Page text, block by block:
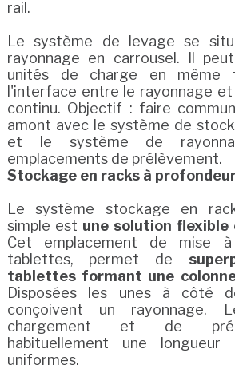
rail.
Le système de levage se
rayonnage en carrousel. Il
unités de charge en même
l'interface entre le rayonnage
continu. Objectif : faire
amont avec le système de
et le système de
emplacements de prélèvement.
Stockage en racks à
Le système stockage en
simple est une solution
Cet emplacement de mise à
tablettes, permet de
tablettes formant une
Disposées les unes à côté
conçoivent un rayonnage.
chargement et de
habituellement une
uniformes.